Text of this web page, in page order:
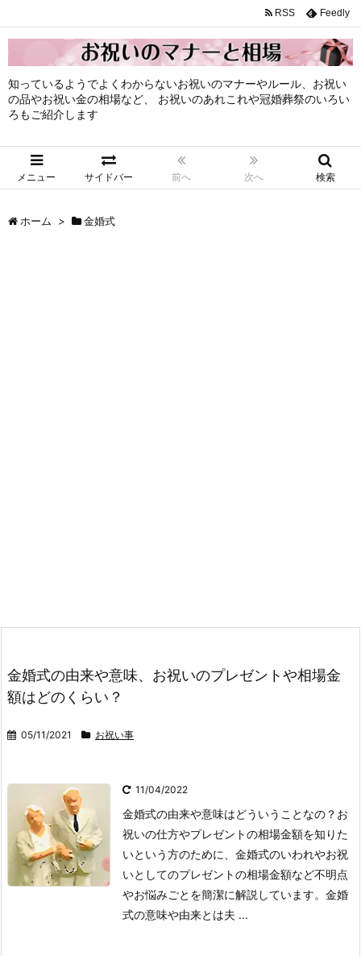
知っているようでよくわからないお祝いのマナーやルール、お祝い
の品やお祝い金の相場など、 お祝いのあれこれや冠婚葬祭のいろい
ろもご紹介します
メニュー サイドバー 前へ 次へ 検索
RSS Feedly
ホーム > 金婚式
金婚式の由来や意味、お祝いのプレゼントや相場金
額はどのくらい？
05/11/2021 お祝い事
11/04/2022
金婚式の由来や意味はどういうことなの？お
祝いの仕方やプレゼントの相場金額を知りた
いという方のために、金婚式のいわれやお祝
いとしてのプレゼントの相場金額など不明点
やお悩みごとを簡潔に解説しています。 金婚
式の意味や由来とは夫 ...